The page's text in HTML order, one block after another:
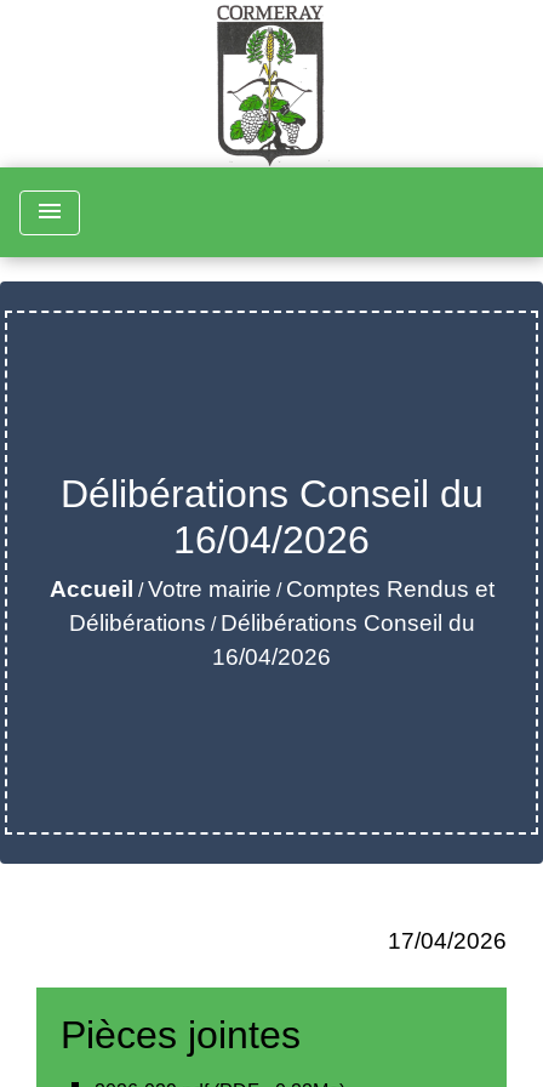
menu
Délibérations Conseil du
16/04/2026
Accueil /Votre mairie / Comptes Rendus et
Délibérations / Délibérations Conseil du
16/04/2026
17/04/2026
Pièces jointes